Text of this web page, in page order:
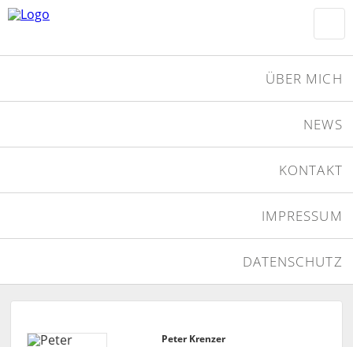
ÜBER MICH
NEWS
KONTAKT
IMPRESSUM
DATENSCHUTZ
Peter Krenzer